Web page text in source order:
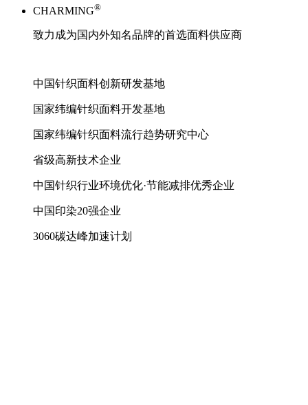
CHARMING®
致力成为国内外知名品牌的首选面料供应商
中国针织面料创新研发基地
国家纬编针织面料开发基地
国家纬编针织面料流行趋势研究中心
省级高新技术企业
中国针织行业环境优化·节能减排优秀企业
中国印染20强企业
3060碳达峰加速计划